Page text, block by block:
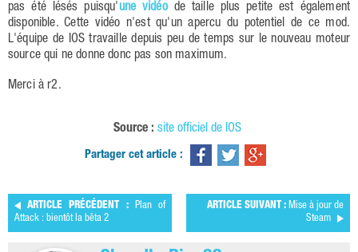
pas été lésés puisqu'une vidéode taille plus petite est également
disponible. Cette vidéo n'est qu'un apercu du potentiel de ce mod.
L'équipe de IOS travaille depuis peu de temps sur le nouveau moteur
source qui ne donne donc pas son maximum.
Merci à r2.
Source : site officiel de IOS
Partager cet article :
ARTICLE PRÉCÉDENT :Plan of
Attack : bientôt la bêta 2
ARTICLE SUIVANT : Mise à jour de
Steam